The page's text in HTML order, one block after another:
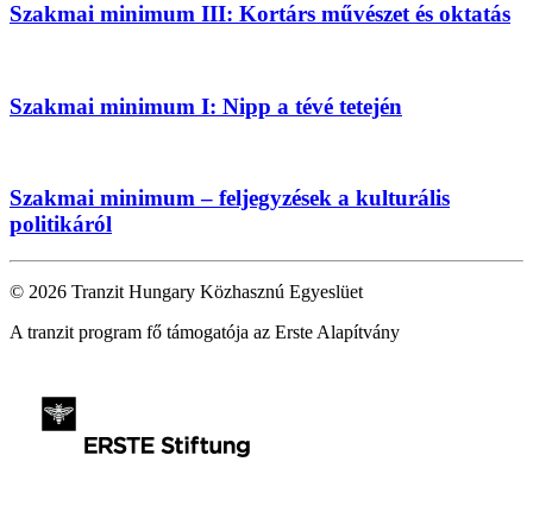
Szakmai minimum III: Kortárs művészet és oktatás
Szakmai minimum I: Nipp a tévé tetején
Szakmai minimum – feljegyzések a kulturális
politikáról
© 2026 Tranzit Hungary Közhasznú Egyeslüet
A tranzit program fő támogatója az Erste Alapítvány